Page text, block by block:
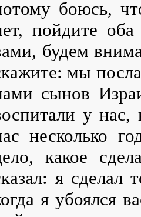
боюсь,
пойдите
будем
мы
сынов
у
несколько
какое
я сделал
я убоялся